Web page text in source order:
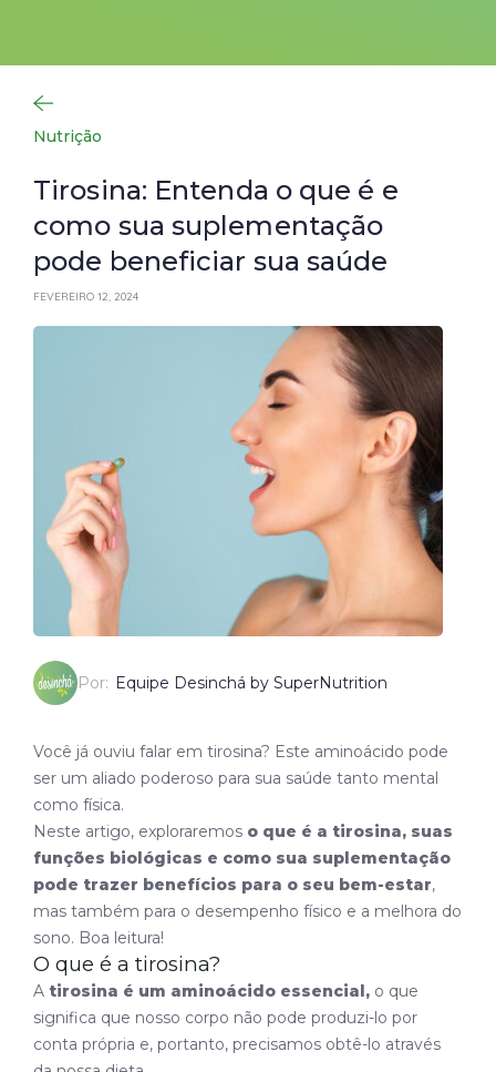
Nutrição
Tirosina: Entenda o que é e
como sua suplementação
pode beneficiar sua saúde
FEVEREIRO 12, 2024
Por: Equipe Desinchá by SuperNutrition
Você já ouviu falar em tirosina? Este aminoácido pode
ser um aliado poderoso para sua saúde tanto mental
como física.
Neste artigo, exploraremos o que é a tirosina, suas
funções biológicas e como sua suplementação
pode trazer benefícios para o seu bem-estar,
mas também para o desempenho físico e a melhora do
sono. Boa leitura!
O que é a tirosina?
A tirosina é um aminoácido essencial, o que
significa que nosso corpo não pode produzi-lo por
conta própria e, portanto, precisamos obtê-lo através